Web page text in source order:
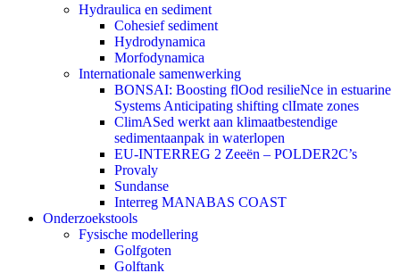
Hydraulica en sediment
Cohesief sediment
Hydrodynamica
Morfodynamica
Internationale samenwerking
BONSAI: Boosting flOod resilieNce in estuarine
Systems Anticipating shifting clImate zones
ClimASed werkt aan klimaatbestendige
sedimentaanpak in waterlopen
EU-INTERREG 2 Zeeën – POLDER2C’s
Provaly
Sundanse
Interreg MANABAS COAST
Onderzoekstools
Fysische modellering
Golfgoten
Golftank